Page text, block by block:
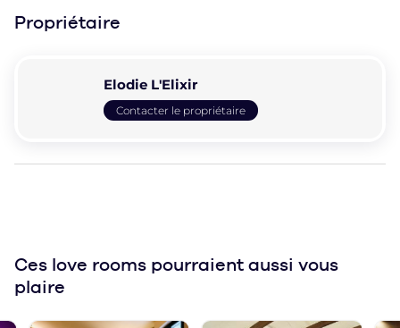
Propriétaire
Elodie L'Elixir
Contacter le propriétaire
Ces love rooms pourraient aussi vous
plaire